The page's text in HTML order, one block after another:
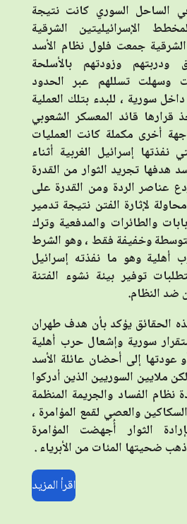
الساحل السوري كانت نتيجة
الإسرائيليتين الشرقية
الشرقية جمعت فلول نظام الأسد
ودربتهم وزودتهم بالأسلحة
وسهلت تسللهم عبر الحدود
سورية ، للبدء بتلك العملية
قرارها قائد المعسكر الشعوبي
أخرى مكملة كانت العمليات
نفذتها إسرائيل الغربية أثناء
هدفها تجريد الثوار من القدرة
عناصر الردة ومن القدرة على
لإثارة الفتن نتيجة تدمير
والطائرات والمدفعية وترك
وخفيفة فقط ، وهو الشرط
أهلية وهو ما نفذته إسرائيل
توفير بيئة نشوء الفتنة
النظام.
الحقائق يؤكد بأن هدف طهران
سورية وإشعال حرب أهلية
إلى أحضان عائلة الأسد
ملايين السوريين الذين أدركوا
نظام الفساد والجريمة المنظمة
والعصي لقمع المؤامرة ،
الثوار أُجهضت المؤامرة
ضحيتها المئات من الأبرياء.
اقرأ المزيد